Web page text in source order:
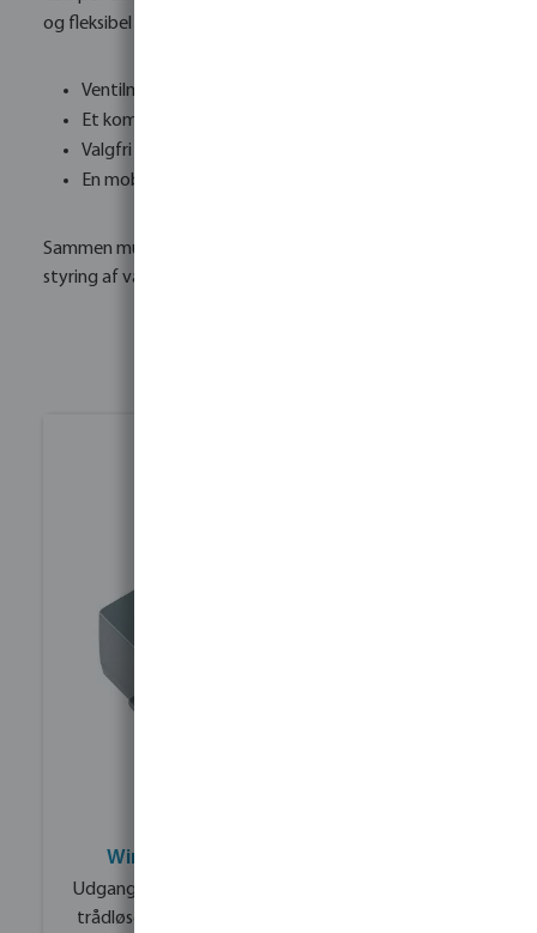
og fleksibel styring:
Ventilmoduler til montering i ventilkassen
Et kommunikationsmodul inde i styreenheden
Valgfri repeatere til at udvide rækkevidden
En mobilapp til opsætning og fejlfinding
Sammen muliggør disse komponenter en pålidelig trådløs
styring af vandingsventilerne.
Wireless valve link udgangsmodul
Udgangsmodulet forbinder styreenheden med de
trådløse ventilmoduler i feltet. Det fungerer som